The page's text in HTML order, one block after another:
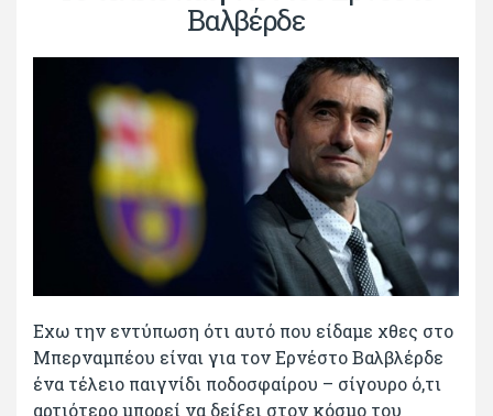
Βαλβέρδε
Εχω την εντύπωση ότι αυτό που είδαμε χθες στο
Μπερναμπέου είναι για τον Ερνέστο Βαλβλέρδε
ένα τέλειο παιγνίδι ποδοσφαίρου – σίγουρο ό,τι
αρτιότερο μπορεί να δείξει στον κόσμο του